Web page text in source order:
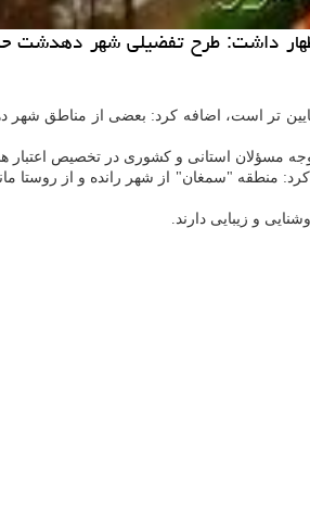
پایین تر است، اضافه کرد: بعضی از مناطق
مسؤلان استانی و کشوری در تخصیص اعتبار
منطقه "سمغان" از شهر رانده و از روستا
و زیبایی دارند.